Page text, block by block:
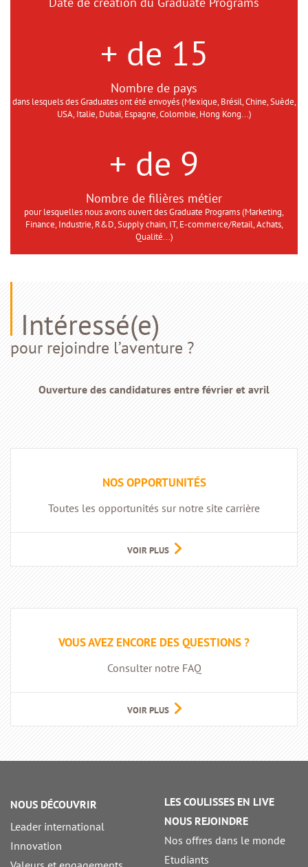
+ de 15
Nombre de pays
dans lesquels des Graduates ont été envoyés (Mexique, Brésil, Chine, Suède,
USA, Italie, Dubaï, Espagne, Colombie, Hong Kong...)
+ de 9
Nombre de filières métier
pour lesquelles nous avons ouvert des Graduate Programs (Marketing,
Finance, Industrie, R&D, Supply chain, IT, E-commerce/Retail, Achats,
Qualité...)
Intéressé(e)
pour rejoindre l’aventure ?
Ouverture des candidatures entre février et avril
NOS OPPORTUNITÉS
Toutes les opportunités sur notre site carrière
VOIR PLUS
VOUS AVEZ ENCORE DES QUESTIONS ?
Consulter notre FAQ
VOIR PLUS
NOUS DÉCOUVRIR
Leader international
Innovation
LES COULISSES EN LIVE
NOUS REJOINDRE
Nos offres dans le monde
Etudiants